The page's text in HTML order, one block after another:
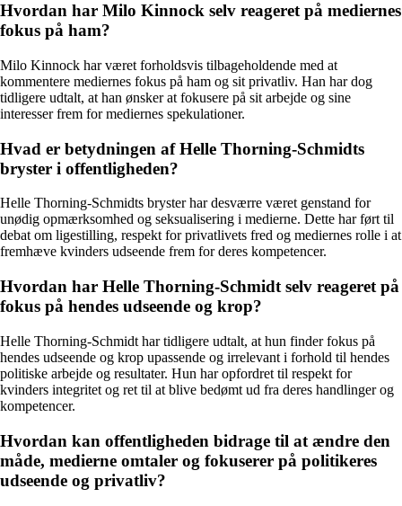
Hvordan har Milo Kinnock selv reageret på mediernes
fokus på ham?
Milo Kinnock har været forholdsvis tilbageholdende med at
kommentere mediernes fokus på ham og sit privatliv. Han har dog
tidligere udtalt, at han ønsker at fokusere på sit arbejde og sine
interesser frem for mediernes spekulationer.
Hvad er betydningen af Helle Thorning-Schmidts
bryster i offentligheden?
Helle Thorning-Schmidts bryster har desværre været genstand for
unødig opmærksomhed og seksualisering i medierne. Dette har ført til
debat om ligestilling, respekt for privatlivets fred og mediernes rolle i at
fremhæve kvinders udseende frem for deres kompetencer.
Hvordan har Helle Thorning-Schmidt selv reageret på
fokus på hendes udseende og krop?
Helle Thorning-Schmidt har tidligere udtalt, at hun finder fokus på
hendes udseende og krop upassende og irrelevant i forhold til hendes
politiske arbejde og resultater. Hun har opfordret til respekt for
kvinders integritet og ret til at blive bedømt ud fra deres handlinger og
kompetencer.
Hvordan kan offentligheden bidrage til at ændre den
måde, medierne omtaler og fokuserer på politikeres
udseende og privatliv?